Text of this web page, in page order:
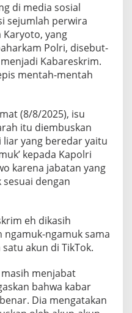
di media sosial
sejumlah perwira
yang
Polri, disebut-
Kabareskrim.
mentah-mentah
(8/8/2025), isu
itu diembuskan
liar yang beredar yaitu
kepada Kapolri
karena jabatan yang
dengan
eh dikasih
ngamuk-ngamuk sama
akun di TikTok.
menjabat
bahwa kabar
Dia mengatakan